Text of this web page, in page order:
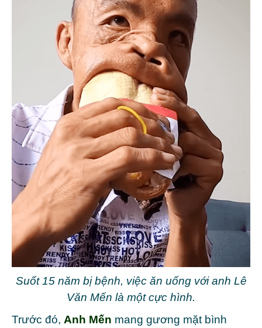
Suốt 15 năm bị bệnh, việc ăn uống với anh Lê
Văn Mến là một cực hình.
Trước đó, Anh Mến mang gương mặt bình